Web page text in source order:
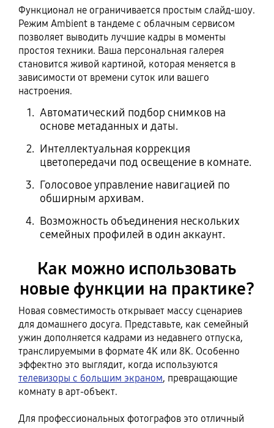
Функционал не ограничивается простым слайд-шоу.
Режим Ambient в тандеме с облачным сервисом
позволяет выводить лучшие кадры в моменты
простоя техники. Ваша персональная галерея
становится живой картиной, которая меняется в
зависимости от времени суток или вашего
настроения.
Автоматический подбор снимков на
основе метаданных и даты.
Интеллектуальная коррекция
цветопередачи под освещение в комнате.
Голосовое управление навигацией по
обширным архивам.
Возможность объединения нескольких
семейных профилей в один аккаунт.
Как можно использовать
новые функции на практике?
Новая совместимость открывает массу сценариев
для домашнего досуга. Представьте, как семейный
ужин дополняется кадрами из недавнего отпуска,
транслируемыми в формате 4K или 8K. Особенно
эффектно это выглядит, когда используются
телевизоры с большим экраном, превращающие
комнату в арт-объект.
Для профессиональных фотографов это отличный